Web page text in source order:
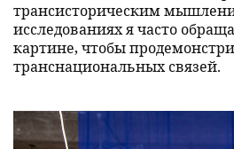
трансисторическим
исследованиях я часто
картине, чтобы
транснациональных связей.